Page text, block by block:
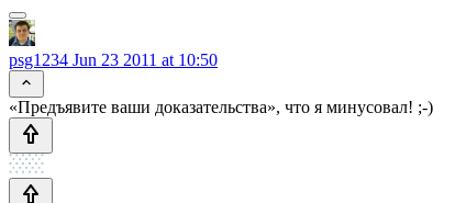
psg1234 Jun 23 2011 at 10:50
«Предъявите ваши доказательства», что я минусовал! ;-)